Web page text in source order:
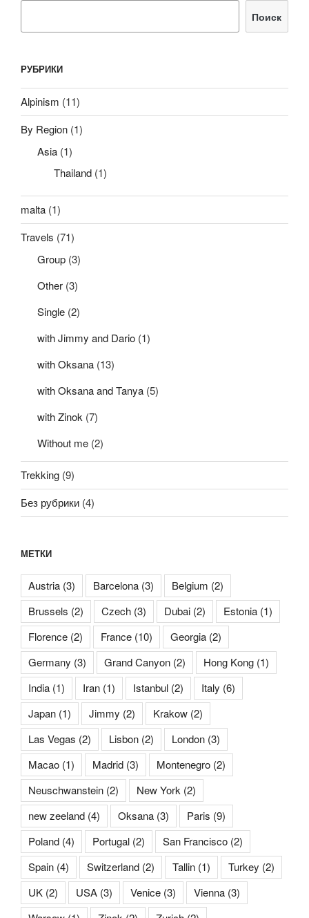
Поиск
РУБРИКИ
Alpinism (11)
By Region (1)
Asia (1)
Thailand (1)
malta (1)
Travels (71)
Group (3)
Other (3)
Single (2)
with Jimmy and Dario (1)
with Oksana (13)
with Oksana and Tanya (5)
with Zinok (7)
Without me (2)
Trekking (9)
Без рубрики (4)
МЕТКИ
Austria (3) Barcelona (3) Belgium (2)
Brussels (2) Czech (3) Dubai (2) Estonia (1)
Florence (2) France (10) Georgia (2)
Germany (3) Grand Canyon (2) Hong Kong (1)
India (1) Iran (1) Istanbul (2) Italy (6)
Japan (1) Jimmy (2) Krakow (2)
Las Vegas (2) Lisbon (2) London (3)
Macao (1) Madrid (3) Montenegro (2)
Neuschwanstein (2) New York (2)
new zeeland (4) Oksana (3) Paris (9)
Poland (4) Portugal (2) San Francisco (2)
Spain (4) Switzerland (2) Tallin (1) Turkey (2)
UK (2) USA (3) Venice (3) Vienna (3)